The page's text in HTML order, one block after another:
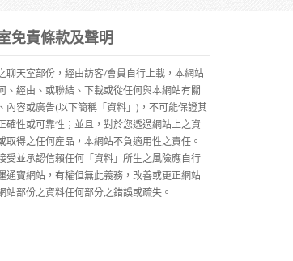
免責條款及聲明
聊天室部份，經由訪客/會員自行上載，本網站
、經由、或聯結、下載或從任何與本網站有關
內容或廣告(以下簡稱「資料」)，不可能保證其
確性或可靠性；並且，對於您透過網站上之資
取得之任何産品，本網站不負適用性之責任。
受並承認信賴任何「資料」所生之風險應自行
通寶網站，有權但無此義務，改善或更正網站
站部份之資料任何部分之錯誤或疏失。